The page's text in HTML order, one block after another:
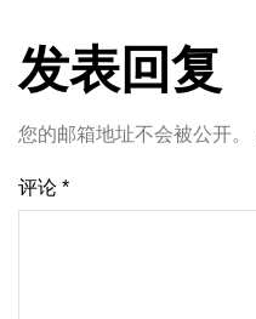
发表回复
您的邮箱地址不会被公开。
评论 *